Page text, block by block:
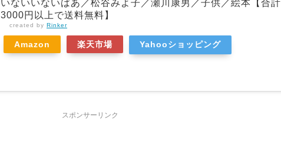
いないいないばあ／松谷みよ子／瀬川康男／子供／絵本【合計
3000円以上で送料無料】
created by Rinker
Amazon 楽天市場 Yahooショッピング
スポンサーリンク